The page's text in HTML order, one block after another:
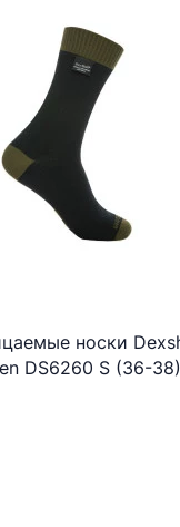
носки
DS6260 S (36-38)